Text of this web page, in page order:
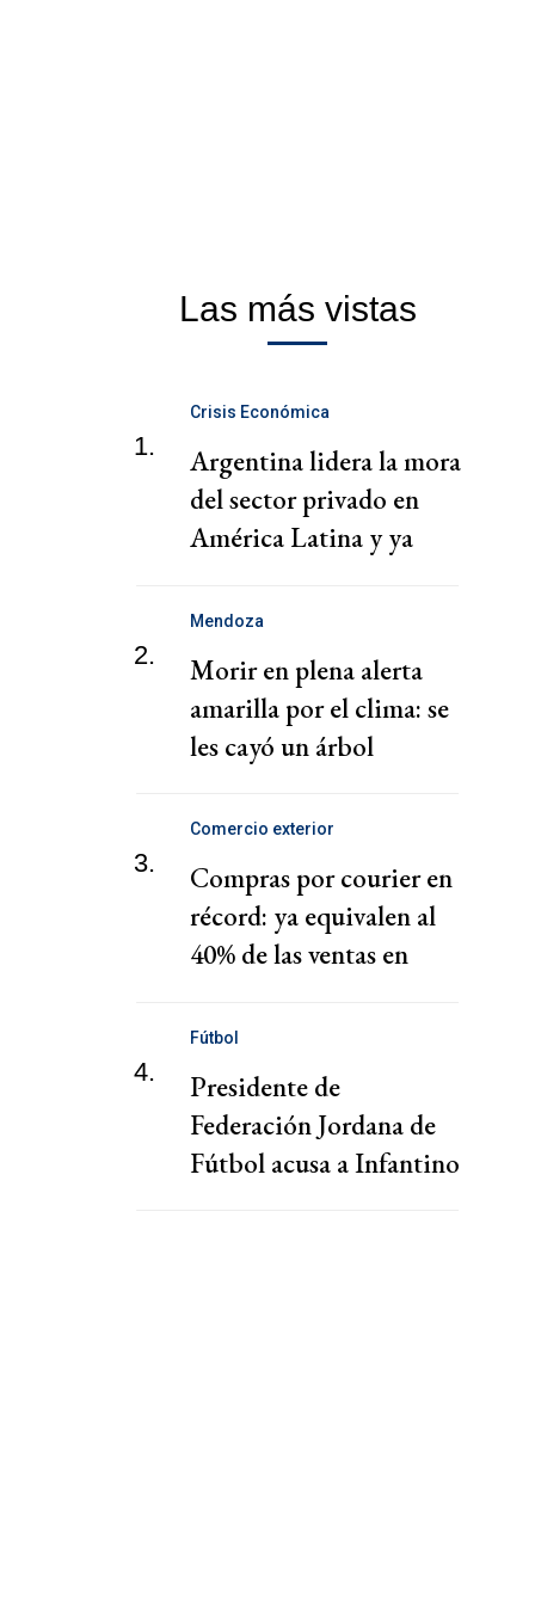
Las más vistas
1.
Crisis Económica
Argentina lidera la mora
del sector privado en
América Latina y ya
2.
Mendoza
Morir en plena alerta
amarilla por el clima: se
les cayó un árbol
3.
Comercio exterior
Compras por courier en
récord: ya equivalen al
40% de las ventas en
4.
Fútbol
Presidente de
Federación Jordana de
Fútbol acusa a Infantino